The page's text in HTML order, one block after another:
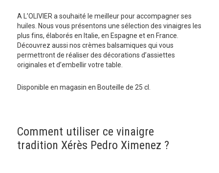
A L’OLIVIER a souhaité le meilleur pour accompagner ses
huiles. Nous vous présentons une sélection des vinaigres les
plus fins, élaborés en Italie, en Espagne et en France.
Découvrez aussi nos crèmes balsamiques qui vous
permettront de réaliser des décorations d’assiettes
originales et d’embellir votre table.
Disponible en magasin en Bouteille de 25 cl.
Comment utiliser ce vinaigre
tradition Xérès Pedro Ximenez ?